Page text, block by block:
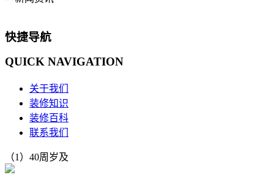
快捷导航
QUICK NAVIGATION
关于我们
装修知识
装修百科
联系我们
（1）40周岁及